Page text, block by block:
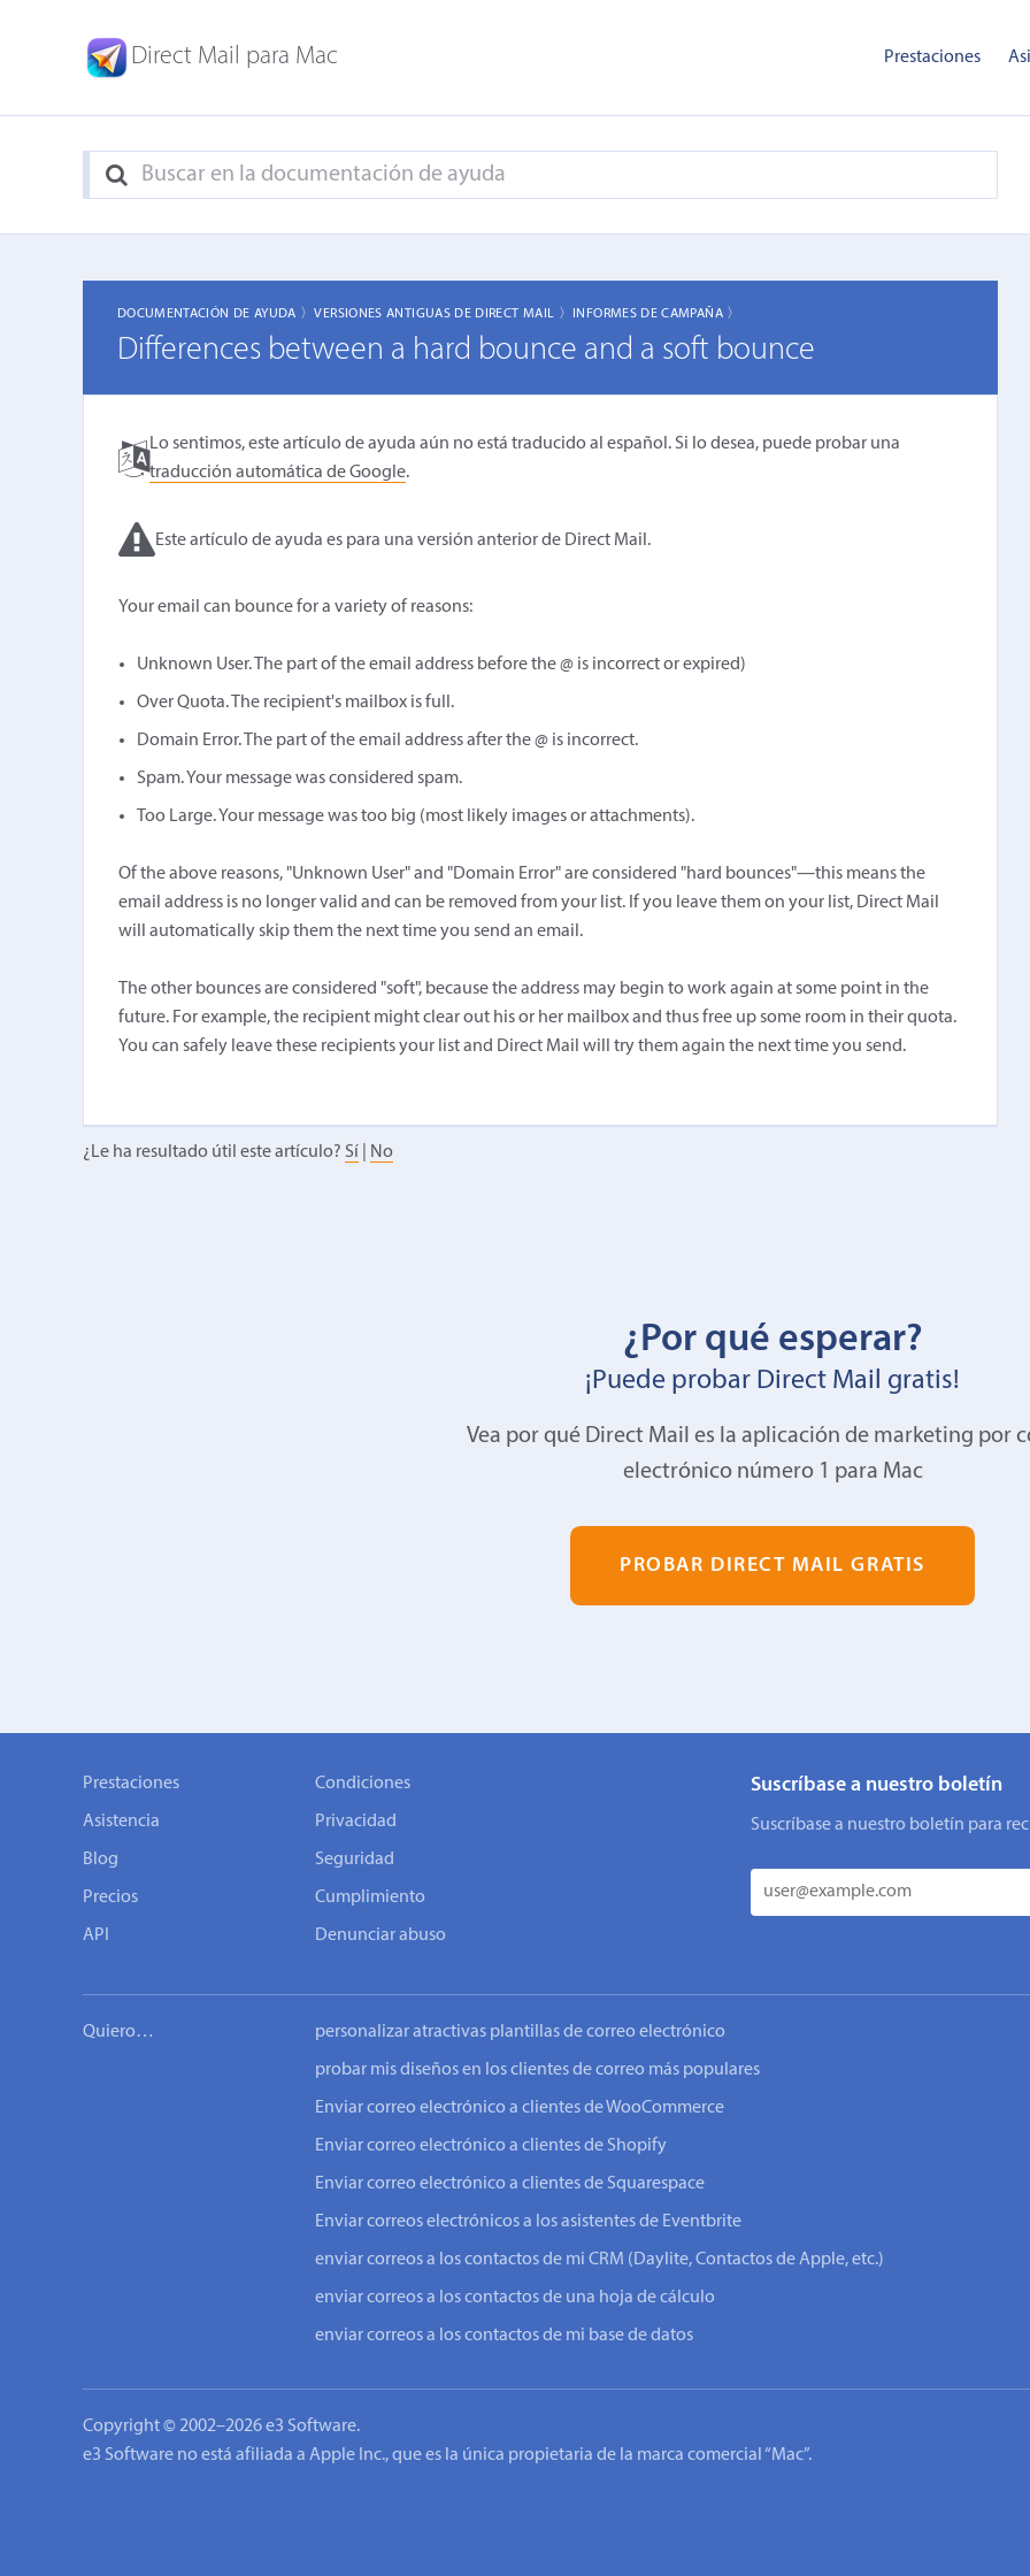
Direct Mail para Mac Prestaciones
DOCUMENTACIÓN DE AYUDA 〉VERSIONES ANTIGUAS DE DIRECT MAIL 〉 INFORMES DE CAMPAÑA 〉
Differences between a hard bounce and a soft bounce
Lo sentimos, este artículo de ayuda aún no está traducido al español. Si lo desea, puede probar una
traducción automática de Google.
Este artículo de ayuda es para una versión anterior de Direct Mail.
Your email can bounce for a variety of reasons:
Unknown User. The part of the email address before the @ is incorrect or expired)
Over Quota. The recipient's mailbox is full.
Domain Error. The part of the email address after the @ is incorrect.
Spam. Your message was considered spam.
Too Large. Your message was too big (most likely images or attachments).
Of the above reasons, "Unknown User" and "Domain Error" are considered "hard bounces"—this means the
email address is no longer valid and can be removed from your list. If you leave them on your list, Direct Mail
will automatically skip them the next time you send an email.
The other bounces are considered "soft", because the address may begin to work again at some point in the
future. For example, the recipient might clear out his or her mailbox and thus free up some room in their quota.
You can safely leave these recipients your list and Direct Mail will try them again the next time you send.
¿Le ha resultado útil este artículo? Sí No
¿Por qué esperar?
¡Puede probar Direct Mail gratis!
Vea por qué Direct Mail es la aplicación de marketing por
electrónico número 1 para Mac
PROBAR DIRECT MAIL GRATIS
Prestaciones
Asistencia
Blog
Precios
API
Condiciones
Privacidad
Seguridad
Cumplimiento
Denunciar abuso
Suscríbase a nuestro boletín
Suscríbase a nuestro boletín para
Quiero… personalizar atractivas plantillas de correo electrónico
probar mis diseños en los clientes de correo más populares
Enviar correo electrónico a clientes de WooCommerce
Enviar correo electrónico a clientes de Shopify
Enviar correo electrónico a clientes de Squarespace
Enviar correos electrónicos a los asistentes de Eventbrite
enviar correos a los contactos de mi CRM (Daylite, Contactos de Apple, etc.)
enviar correos a los contactos de una hoja de cálculo
enviar correos a los contactos de mi base de datos
Copyright © 2002–2026 e3 Software.
e3 Software no está afiliada a Apple Inc., que es la única propietaria de la marca comercial “Mac”.